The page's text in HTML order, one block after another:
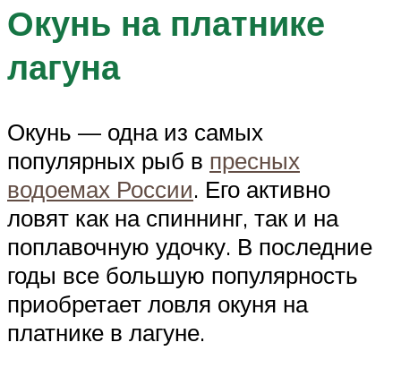
Окунь на платнике
лагуна
Окунь — одна из самых
популярных рыб в пресных
водоемах России. Его активно
ловят как на спиннинг, так и на
поплавочную удочку. В последние
годы все большую популярность
приобретает ловля окуня на
платнике в лагуне.